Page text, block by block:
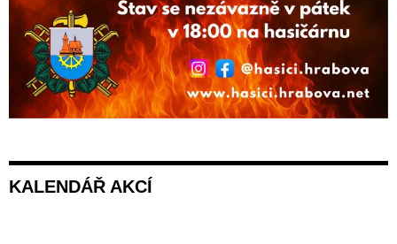
KALENDÁŘ AKCÍ